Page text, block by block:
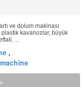
ve dolum makinası
kavanozlar, büyük
...
,